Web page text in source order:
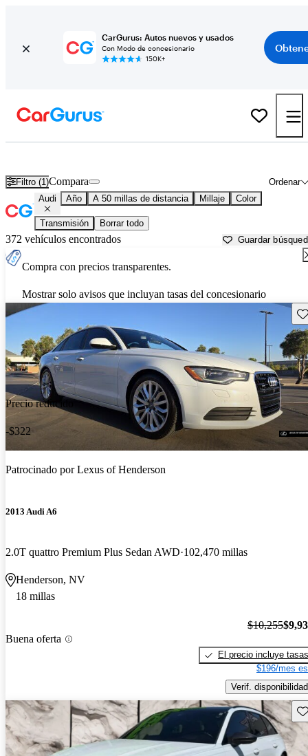
CarGurus: Autos nuevos y usados
Con Modo de concesionario
150K+
Filtro (1) Ordenar
Compara
Audi Año A 50 millas de distancia Millaje Color
Transmisión Borrar todo
372 vehículos encontrados Guardar
Compra con precios transparentes.
Mostrar solo avisos que incluyan tasas del concesionario
Precio reducido
-$322
Patrocinado porLexus of Henderson
2013 Audi A6
2.0T quattro Premium Plus Sedan AWD 102,470 millas
Henderson, NV
18 millas
Buena oferta
$10,255
El precio incluye tasas
$196/mes
Verif. disponibilidad